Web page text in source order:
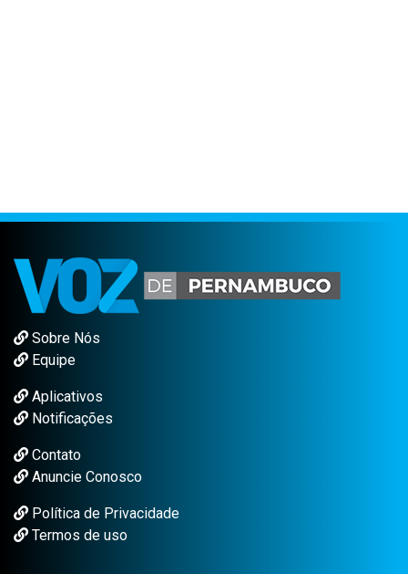
Sobre Nós
Equipe
Aplicativos
Notificações
Contato
Anuncie Conosco
Política de Privacidade
Termos de uso